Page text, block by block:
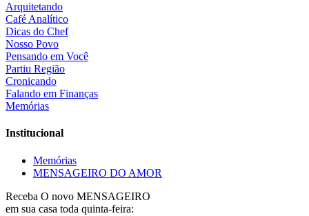
Arquitetando
Café Analítico
Dicas do Chef
Nosso Povo
Pensando em Você
Partiu Região
Cronicando
Falando em Finanças
Memórias
Institucional
Memórias
MENSAGEIRO DO AMOR
Receba O novo MENSAGEIRO
em sua casa toda quinta-feira: